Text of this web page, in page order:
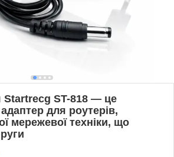
ST-818 — це
для роутерів,
мережевої техніки, що